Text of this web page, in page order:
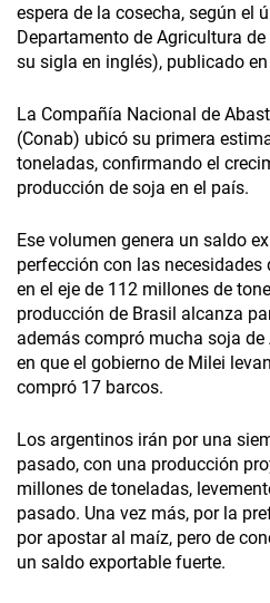
espera de la cosecha, según el
Departamento de Agricultura
su sigla en inglés), publicado
La Compañía Nacional de
(Conab) ubicó su primera
toneladas, confirmando el
producción de soja en el país.
Ese volumen genera un saldo
perfección con las necesidades
en el eje de 112 millones de
producción de Brasil alcanza
además compró mucha soja
en que el gobierno de Milei
compró 17 barcos.
Los argentinos irán por una
pasado, con una producción
millones de toneladas,
pasado. Una vez más, por la
por apostar al maíz, pero de
un saldo exportable fuerte.